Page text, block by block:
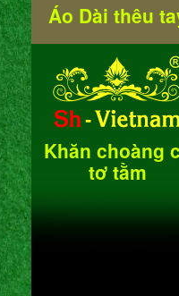
Áo Dài thêu
Khăn choàng
tơ tằm